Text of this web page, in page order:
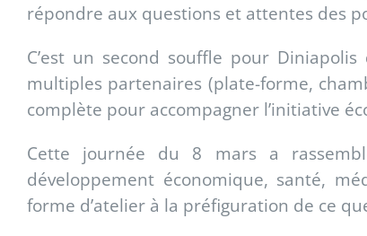
répondre aux questions et attentes des
C’est un second souffle pour
multiples partenaires (plate-forme,
complète pour accompagner l’initiative
Cette journée du 8 mars a
développement économique, santé,
forme d’atelier à la préfiguration de ce